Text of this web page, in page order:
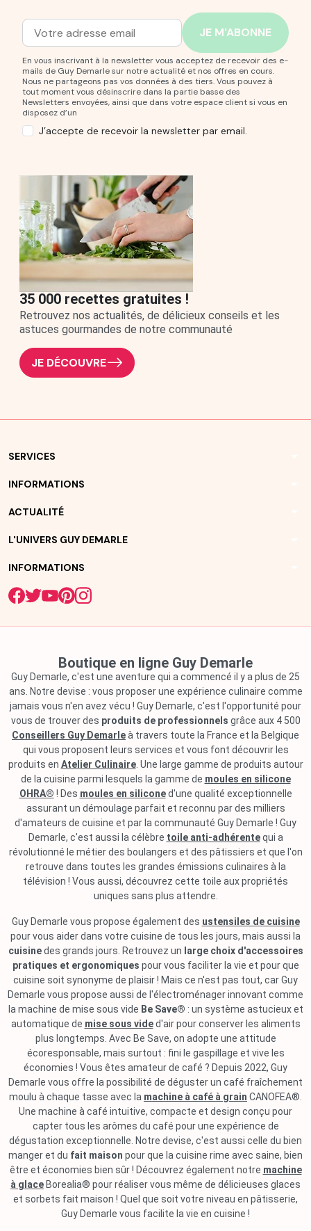
Adresse mail
Entrez votre adresse mail pour vous abonner à notre
En vous inscrivant à la newsletter vous acceptez de recevoir des e-
mails de Guy Demarle sur notre actualité et nos offres en cours.
Nous ne partageons pas vos données à des tiers. Vous pouvez à
tout moment vous désinscrire dans la partie basse des
Newsletters envoyées, ainsi que dans votre espace client si vous en
disposez d’un
J’accepte de recevoir la newsletter par email.
35 000 recettes gratuites !
Retrouvez nos actualités, de délicieux conseils et les
astuces gourmandes de notre communauté
JE DÉCOUVRE
SERVICES
INFORMATIONS
ACTUALITÉ
L'UNIVERS GUY DEMARLE
INFORMATIONS
Boutique en ligne Guy Demarle
Guy Demarle, c'est une aventure qui a commencé il y a plus de 25
ans. Notre devise : vous proposer une expérience culinaire comme
jamais vous n'en avez vécu ! Guy Demarle, c'est l'opportunité pour
vous de trouver des produits de professionnels grâce aux 4 500
Conseillers Guy Demarleà travers toute la France et la Belgique
qui vous proposent leurs services et vous font découvrir les
produits en Atelier Culinaire. Une large gamme de produits autour
de la cuisine parmi lesquels la gamme de moules en silicone
OHRA® ! Des moules en siliconed'une qualité exceptionnelle
assurant un démoulage parfait et reconnu par des milliers
d'amateurs de cuisine et par la communauté Guy Demarle ! Guy
Demarle, c'est aussi la célèbre toile anti-adhérentequi a
révolutionné le métier des boulangers et des pâtissiers et que l'on
retrouve dans toutes les grandes émissions culinaires à la
télévision ! Vous aussi, découvrez cette toile aux propriétés
uniques sans plus attendre.
Guy Demarle vous propose également des ustensiles de cuisine
pour vous aider dans votre cuisine de tous les jours, mais aussi la
cuisinedes grands jours. Retrouvez un large choix d'accessoires
pratiques et ergonomiques pour vous faciliter la vie et pour que
cuisine soit synonyme de plaisir ! Mais ce n'est pas tout, car Guy
Demarle vous propose aussi de l'électroménager innovant comme
la machine de mise sous vide Be Save® : un système astucieux et
automatique de mise sous vided'air pour conserver les aliments
plus longtemps. Avec Be Save, on adopte une attitude
écoresponsable, mais surtout : fini le gaspillage et vive les
économies ! Vous êtes amateur de café ? Depuis 2022, Guy
Demarle vous offre la possibilité de déguster un café fraîchement
moulu à chaque tasse avec la machine à café à grain CANOFEA®.
Une machine à café intuitive, compacte et design conçu pour
capter tous les arômes du café pour une expérience de
dégustation exceptionnelle. Notre devise, c'est aussi celle du bien
manger et du fait maison pour que la cuisine rime avec saine, bien
être et économies bien sûr ! Découvrez également notre machine
à glace Borealia® pour réaliser vous même de délicieuses glaces
et sorbets fait maison ! Quel que soit votre niveau en pâtisserie,
Guy Demarle vous facilite la vie en cuisine !